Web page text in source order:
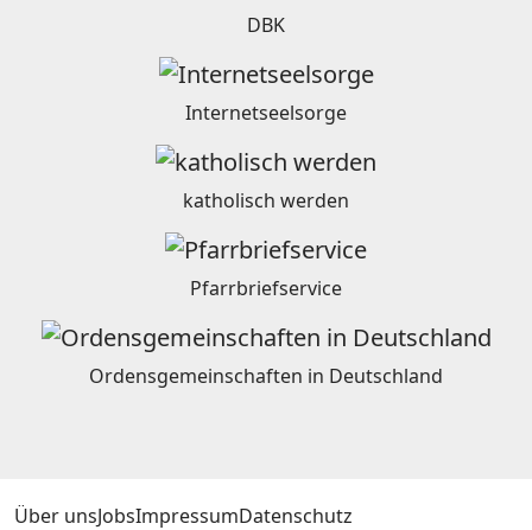
DBK
Internetseelsorge
katholisch werden
Pfarrbriefservice
Ordensgemeinschaften in Deutschland
Über unsJobsImpressumDatenschutz